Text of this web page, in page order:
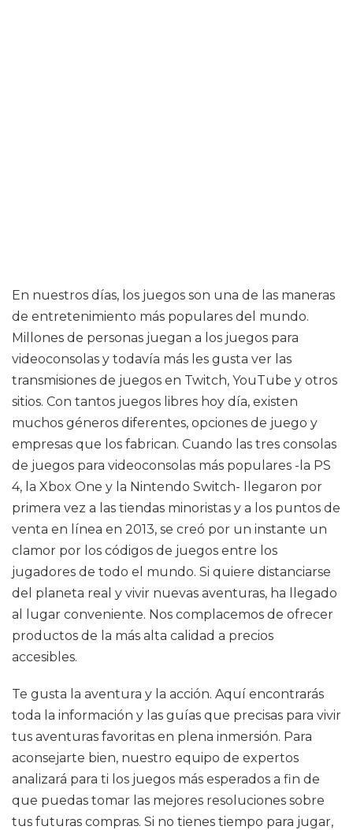
En nuestros días, los juegos son una de las maneras
de entretenimiento más populares del mundo.
Millones de personas juegan a los juegos para
videoconsolas y todavía más les gusta ver las
transmisiones de juegos en Twitch, YouTube y otros
sitios. Con tantos juegos libres hoy día, existen
muchos géneros diferentes, opciones de juego y
empresas que los fabrican. Cuando las tres consolas
de juegos para videoconsolas más populares -la PS
4, la Xbox One y la Nintendo Switch- llegaron por
primera vez a las tiendas minoristas y a los puntos de
venta en línea en 2013, se creó por un instante un
clamor por los códigos de juegos entre los
jugadores de todo el mundo. Si quiere distanciarse
del planeta real y vivir nuevas aventuras, ha llegado
al lugar conveniente. Nos complacemos de ofrecer
productos de la más alta calidad a precios
accesibles.
Te gusta la aventura y la acción. Aquí encontrarás
toda la información y las guías que precisas para vivir
tus aventuras favoritas en plena inmersión. Para
aconsejarte bien, nuestro equipo de expertos
analizará para ti los juegos más esperados a fin de
que puedas tomar las mejores resoluciones sobre
tus futuras compras. Si no tienes tiempo para jugar,